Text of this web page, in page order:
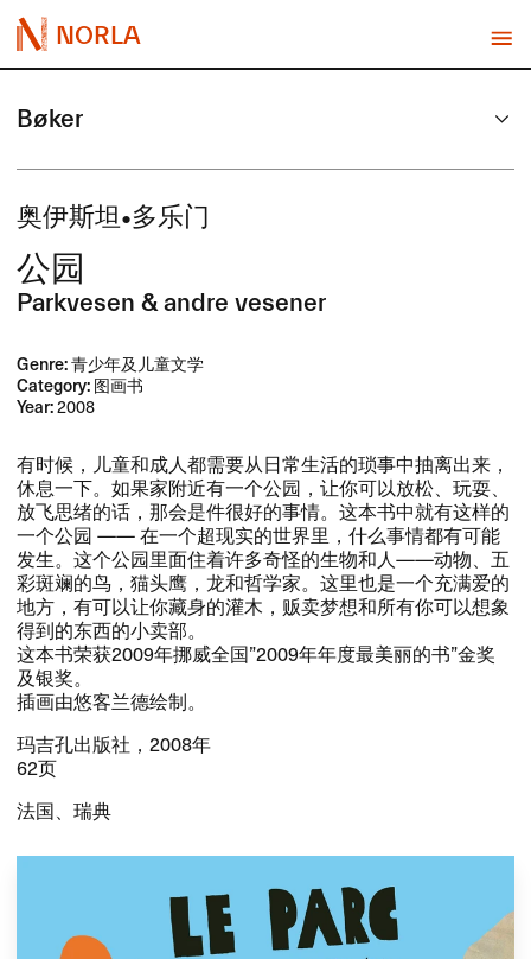
NORLA
Bøker
奥伊斯坦•多乐门
公园
Parkvesen & andre vesener
Genre:青少年及儿童文学
Category:图画书
Year:2008
​有时候，​儿童和成人都需要从日常生活的琐事中抽离出来，​
休息一下。​如果家附近有一个公园，​让你可以放松、​玩耍、​
放飞思绪的话，​那会是件很好的事情。​这本书中就有这样的
一个公园 ​—​— ​在一个超现实的世界里，​什么事情都有可能
发生。​这个公园里面住着许多奇怪的生物和人—​—​动物、​五
彩斑斓的鸟，​猫头鹰，​龙和哲学家。​这里也是一个充满爱的
地方，​有可以让你藏身的灌木，​贩卖梦想和所有你可以想象
得到的东西的小卖部。​​
​这本书荣获​2009​年挪威全国”​2009​年年度最美丽的书”金奖
及银奖。​​
​插画由悠客兰德绘制。​​
​玛吉孔出版社，​​2008​年​
62​页​
​法国、​瑞典​